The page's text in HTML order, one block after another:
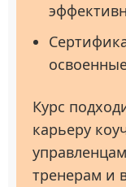
Курс
карьеру
тренерам и